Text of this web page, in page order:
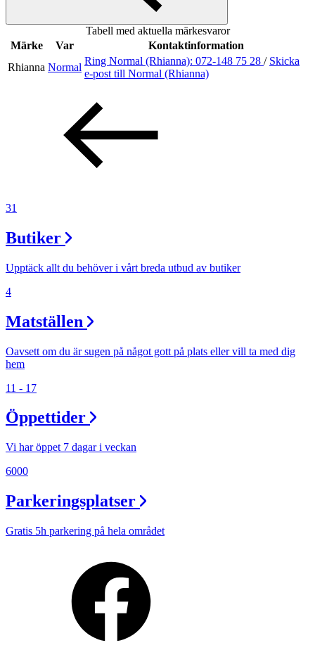
Inspiration
Magasin
Presentkort
Tabell med aktuella märkesvaror
Märke
Var
Kontaktinformation
Rhianna Normal
Ring Normal (Rhianna): 072-148 75 28 / Skicka
e-post till Normal (Rhianna)
31
Butiker
Upptäck allt du behöver i vårt breda utbud av butiker
4
Matställen
Oavsett om du är sugen på något gott på plats eller vill ta med dig
hem
11 - 17
Öppettider
Vi har öppet 7 dagar i veckan
6000
Parkeringsplatser
Gratis 5h parkering på hela området